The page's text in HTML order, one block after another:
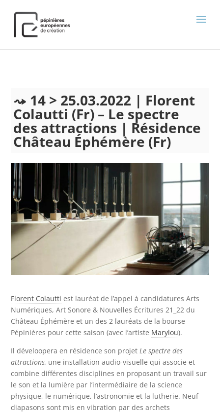
14 > 25.03.2022 | Florent
Colautti (Fr) – Le spectre
des attractions | Résidence
Château Éphémère (Fr)
Florent Colautti est lauréat de l’appel à candidatures Arts
Numériques, Art Sonore & Nouvelles Écritures 21_22 du
Château Éphémère et un des 2 lauréats de la bourse
Pépinières pour cette saison (avec l’artiste Marylou).
Il déveloopera en résidence son projet Le spectre des
attractions, une installation audio-visuelle qui associe et
combine différentes disciplines en proposant un travail sur
le son et la lumière par l’intermédiaire de la science
physique, le numérique, l’astronomie et la lutherie. Neuf
diapasons sont mis en vibration par des archets